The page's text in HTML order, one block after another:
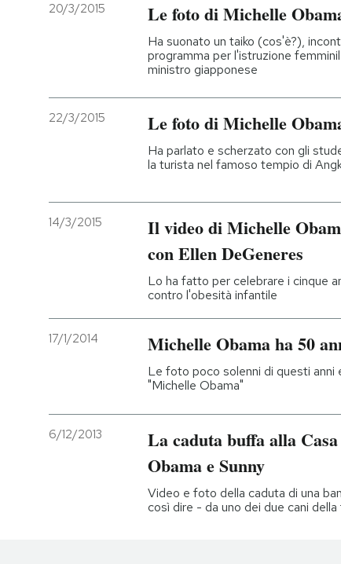
20/3/2015 Le foto di Michelle
Ha suonato un taiko (cos'è?),
programma per l'istruzione
ministro giapponese
22/3/2015 Le foto di Michelle
Ha parlato e scherzato con gli
la turista nel famoso tempio di
14/3/2015
Il video di Michelle
con Ellen DeGeneres
Lo ha fatto per celebrare i cinque
contro l'obesità infantile
17/1/2014 Michelle Obama ha 50
Le foto poco solenni di questi anni
"Michelle Obama"
6/12/2013
La caduta buffa alla
Obama e Sunny
Video e foto della caduta di una
così dire - da uno dei due cani